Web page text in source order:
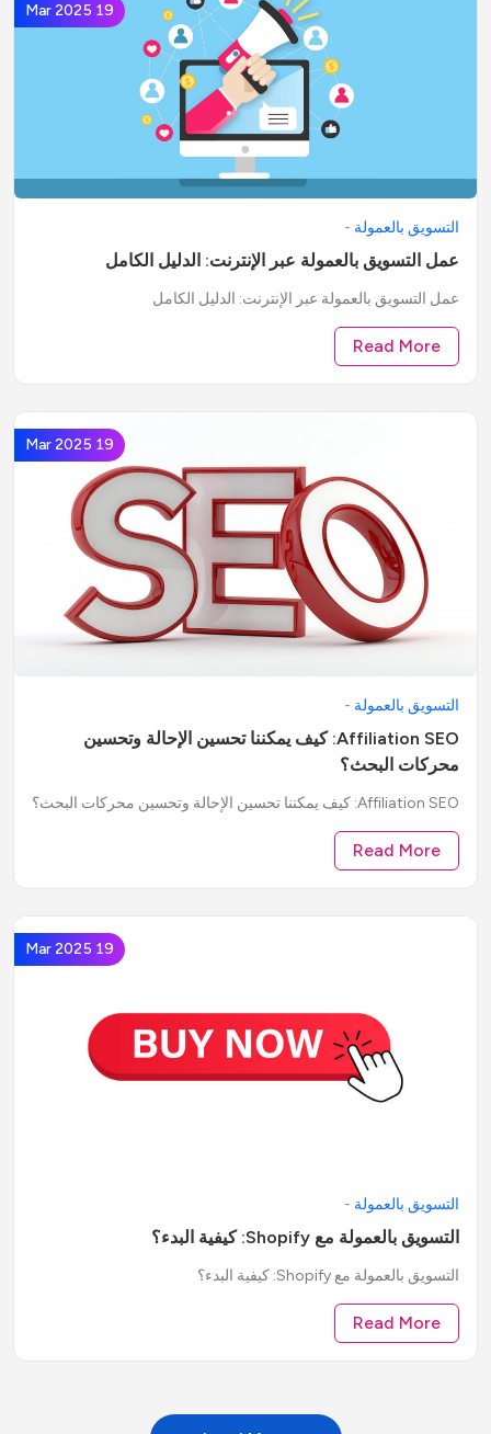
19 Mar 2025
التسويق بالعمولة -
عمل التسويق بالعمولة عبر الإنترنت: الدليل الكامل
عمل التسويق بالعمولة عبر الإنترنت: الدليل الكامل
Read More
19 Mar 2025
التسويق بالعمولة -
Affiliation SEO: كيف يمكننا تحسين الإحالة وتحسين
محركات البحث؟
Affiliation SEO: كيف يمكننا تحسين الإحالة وتحسين محركات البحث؟
Read More
19 Mar 2025
التسويق بالعمولة -
التسويق بالعمولة مع Shopify: كيفية البدء؟
التسويق بالعمولة مع Shopify: كيفية البدء؟
Read More